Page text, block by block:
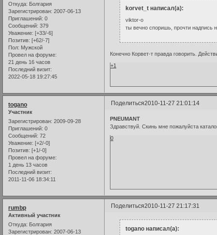
Откуда: Болгария
Зарегистрирован: 2007-06-13
Приглашений: 0
Сообщений: 379
Уважение: [+33/-6]
Позитив: [+62/-7]
Пол: Мужской
Провел на форуме:
21 день 16 часов
Последний визит:
2022-05-18 19:27:45
korvet_t написал(а):
viktor-o
ты вечно споришь, прочти надпись
Конечно Корвет-т правда говорить.
+1
Поделиться2010-11-27 21:01:14
togano
Участник
Зарегистрирован: 2009-09-28
Приглашений: 0
Сообщений: 72
Уважение: [+2/-0]
Позитив: [+1/-0]
Провел на форуме:
1 день 13 часов
Последний визит:
2011-11-06 18:34:11
PNEUMANT
Здравствуй. Скинь мне пожалуйста
0
Поделиться2010-11-27 21:17:31
rumbp
Активный участник
Откуда: Болгария
Зарегистрирован: 2007-06-13
togano написал(а):